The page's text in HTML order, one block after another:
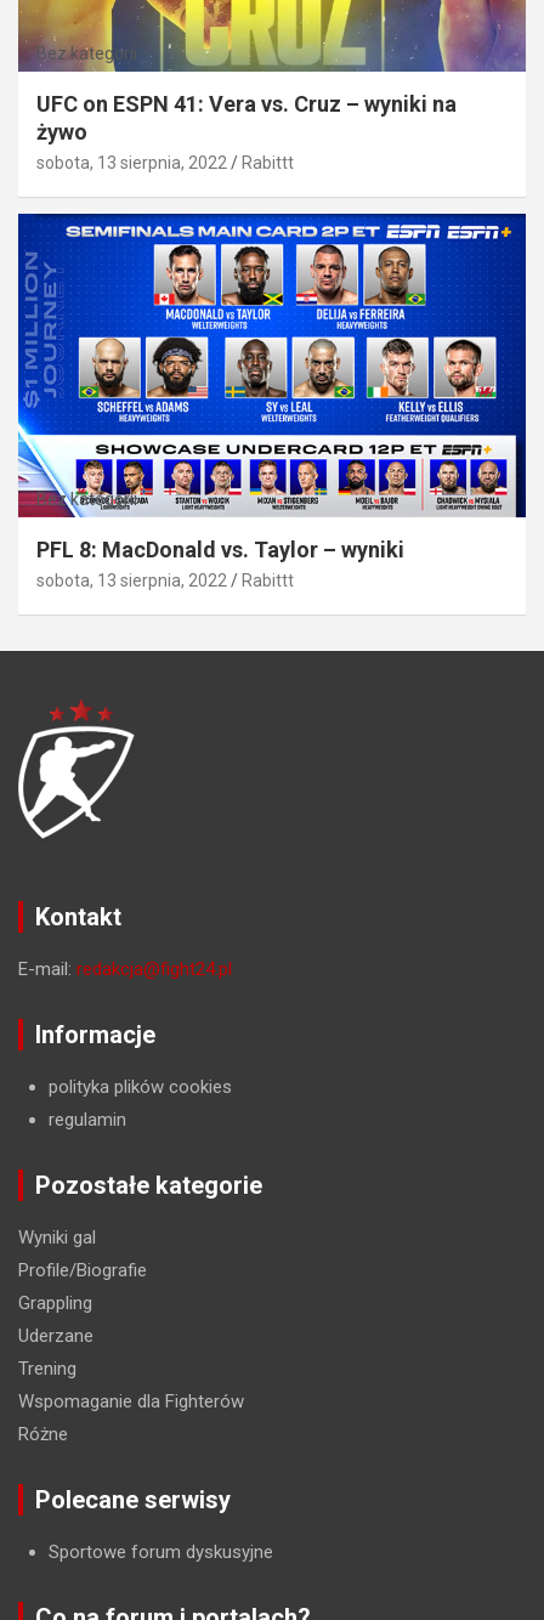
Bez kategorii
UFC on ESPN 41: Vera vs. Cruz – wyniki na
żywo
sobota, 13 sierpnia, 2022 Rabittt
Bez kategorii
PFL 8: MacDonald vs. Taylor – wyniki
sobota, 13 sierpnia, 2022 Rabittt
Kontakt
E-mail: redakcja@fight24.pl
Informacje
polityka plików cookies
regulamin
Pozostałe kategorie
Wyniki gal
Profile/Biografie
Grappling
Uderzane
Trening
Wspomaganie dla Fighterów
Różne
Polecane serwisy
Sportowe forum dyskusyjne